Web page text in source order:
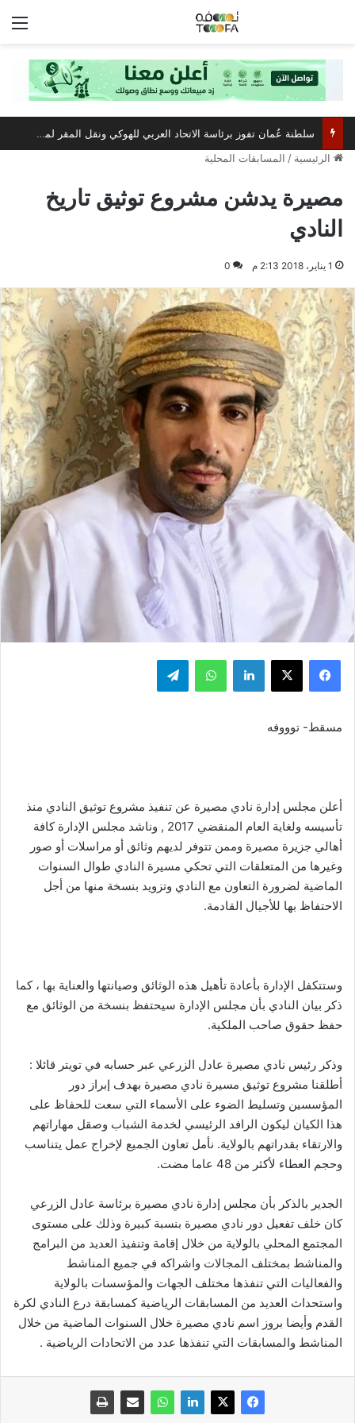
الرئيسية / المسابقات المحلية
مصيرة يدشن مشروع توثيق تاريخ
النادي
1 يناير، 2018 2:13 م 0
فيسبوك ‫X لينكدإن واتساب تيلقرام
مسقط- توووفه
أعلن مجلس إدارة نادي مصيرة عن تنفيذ مشروع توثيق النادي منذ
تأسيسه ولغاية العام المنقضي 2017 , وناشد مجلس الإدارة كافة
أهالي جزيرة مصيرة وممن تتوفر لديهم وثائق أو مراسلات أو صور
وغيرها من المتعلقات التي تحكي مسيرة النادي طوال السنوات
الماضية لضرورة التعاون مع النادي وتزويد بنسخة منها من أجل
الاحتفاظ بها للأجيال القادمة.
وستتكفل الإدارة بأعادة تأهيل هذه الوثائق وصيانتها والعناية بها ، كما
ذكر بيان النادي بأن مجلس الإدارة سيحتفظ بنسخة من الوثائق مع
حفظ حقوق صاحب الملكية.
وذكر رئيس نادي مصيرة عادل الزرعي عبر حسابه في تويتر قائلا :
‏أطلقنا مشروع توثيق مسيرة نادي مصيرة بهدف إبراز دور
المؤسسين وتسليط الضوء على الأسماء التي سعت للحفاظ على
هذا الكيان ليكون الرافد الرئيسي لخدمة الشباب وصقل مهاراتهم
والارتقاء بقدراتهم بالولاية. نأمل تعاون الجميع لإخراج عمل يتناسب
وحجم العطاء لأكثر من 48 عاما مضت.
الجدير بالذكر بأن مجلس إدارة نادي مصيرة برئاسة عادل الزرعي
كان خلف تفعيل دور نادي مصيرة بنسبة كبيرة وذلك على مستوى
المجتمع المحلي بالولاية من خلال إقامة وتنفيذ العديد من البرامج
والمناشط بمختلف المجالات واشراكه في جميع المناشط
والفعاليات التي تنفذها مختلف الجهات والمؤسسات بالولاية
واستحداث العديد من المسابقات الرياضية كمسابقة درع النادي لكرة
القدم وأيضا بروز اسم نادي مصيرة خلال السنوات الماضية من خلال
المناشط والمسابقات التي تنفذها عدد من الاتحادات الرياضية .